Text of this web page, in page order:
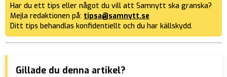
Har du ett tips eller något du vill att Samnytt ska granska?
Mejla redaktionen på: tipsa@samnytt.se
Ditt tips behandlas konfidentiellt och du har källskydd.
Gillade du denna artikel?